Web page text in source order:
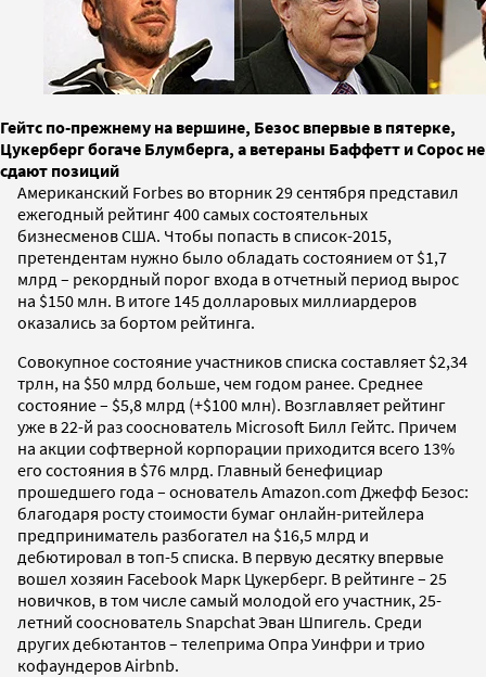
Гейтс по-прежнему на вершине, Безос впервые в пятерке,
Цукерберг богаче Блумберга, а ветераны Баффетт и Сорос не
сдают позиций
Американский Forbes во вторник 29 сентября представил
ежегодный рейтинг 400 самых состоятельных
бизнесменов США. Чтобы попасть в список-2015,
претендентам нужно было обладать состоянием от $1,7
млрд – рекордный порог входа в отчетный период вырос
на $150 млн. В итоге 145 долларовых миллиардеров
оказались за бортом рейтинга.
Совокупное состояние участников списка составляет $2,34
трлн, на $50 млрд больше, чем годом ранее. Среднее
состояние – $5,8 млрд (+$100 млн). Возглавляет рейтинг
уже в 22-й раз сооснователь Microsoft Билл Гейтс. Причем
на акции софтверной корпорации приходится всего 13%
его состояния в $76 млрд. Главный бенефициар
прошедшего года – основатель Amazon.com Джефф Безос:
благодаря росту стоимости бумаг онлайн-ритейлера
предприниматель разбогател на $16,5 млрд и
дебютировал в топ-5 списка. В первую десятку впервые
вошел хозяин Facebook Марк Цукерберг. В рейтинге – 25
новичков, в том числе самый молодой его участник, 25-
летний сооснователь Snapchat Эван Шпигель. Среди
других дебютантов – телеприма Опра Уинфри и трио
кофаундеров Airbnb.